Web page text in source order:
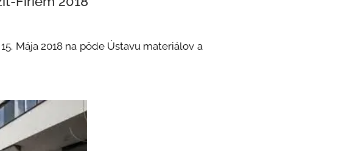
Mája 2018 na pôde Ústavu materiálov a